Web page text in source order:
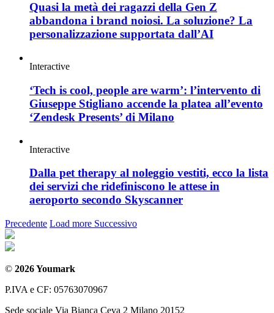
Quasi la metà dei ragazzi della Gen Z
abbandona i brand noiosi. La soluzione? La
personalizzazione supportata dall’AI
Interactive
‘Tech is cool, people are warm’: l’intervento di
Giuseppe Stigliano accende la platea all’evento
‘Zendesk Presents’ di Milano
Interactive
Dalla pet therapy al noleggio vestiti, ecco la lista
dei servizi che ridefiniscono le attese in
aeroporto secondo Skyscanner
Precedente Load more Successivo
© 2026 Youmark
P.IVA e CF: 05763070967
Sede sociale Via Bianca Ceva 2 Milano 20152